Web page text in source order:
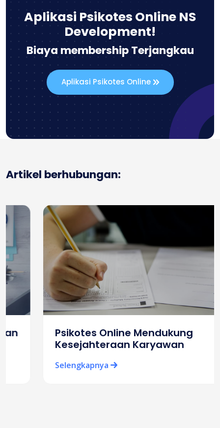
Aplikasi Psikotes Online NS
Development!
Biaya membership Terjangkau
Aplikasi Psikotes Online
Artikel berhubungan:
Psikotes Online Mendukung
Kesejahteraan Karyawan
Selengkapnya